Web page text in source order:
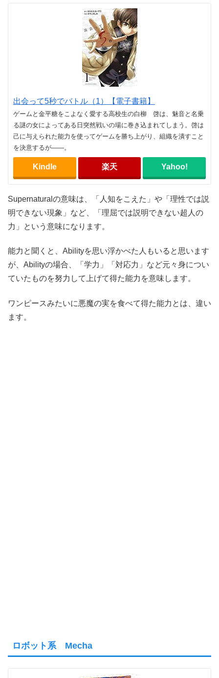
出会って5秒でバトル（1）【電子書籍】
ゲームと金平糖をこよなく愛する高校生の白柳 啓は、魅音と名乗
る謎の女によってある日突然戦いの場に巻き込まれてしまう。啓は
己に与えられた能力を使ってゲームを勝ち上がり、組織を潰すこと
を決意するが――。
Kindle 楽天 Yahoo!
Supernaturalの意味は、「人知をこえた」や「理性では説
明できない現象」など、「理屈では説明できない超人の
力」という意味になります。
能力と聞くと、Abilityを思い浮かべた人もいると思います
が、Abilityの場合、「学力」「対応力」など元々身につい
ていたものを努力して上げて得た能力を意味します。
ワンピースみたいに悪魔の実を食べて得た能力とは、違い
ます。
ロボット系 Mecha